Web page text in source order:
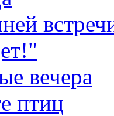
вечера
птиц